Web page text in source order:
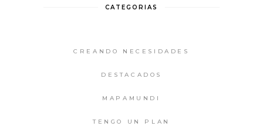
CATEGORIAS
CREANDO NECESIDADES
DESTACADOS
MAPAMUNDI
TENGO UN PLAN